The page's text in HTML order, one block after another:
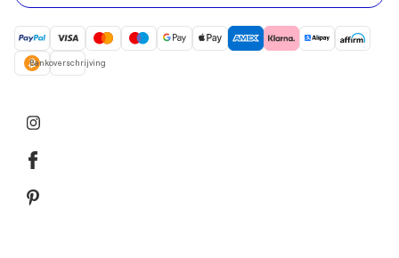
Bankoverschrijving